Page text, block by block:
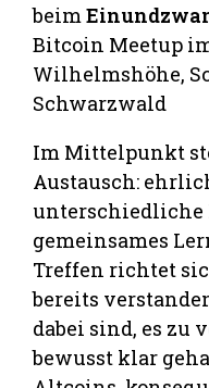
beim
Bitcoin Meetup
Wilhelmshöhe,
Schwarzwald
Im Mittelpunkt
Austausch:
unterschiedliche
gemeinsames
Treffen richtet
bereits
dabei sind, es zu
bewusst klar